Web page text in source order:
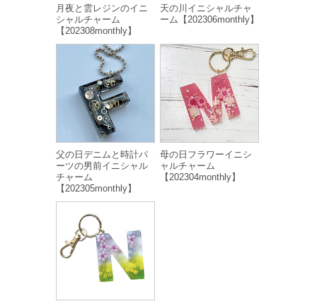
月夜と雲レジンのイニ
シャルチャーム
【202308monthly】
天の川イニシャルチャ
ーム【202306monthly】
父の日デニムと時計パ
ーツの男前イニシャル
チャーム
【202305monthly】
母の日フラワーイニシ
ャルチャーム
【202304monthly】